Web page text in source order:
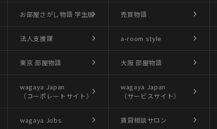
お部屋さがし物語 学生版 売買物語
法人支援課 a-room style
東京 部屋物語 大阪 部屋物語
wagaya Japan
（コーポレートサイト）
wagaya Japan
（サービスサイト）
wagaya Jobs 賃貸相談サロン